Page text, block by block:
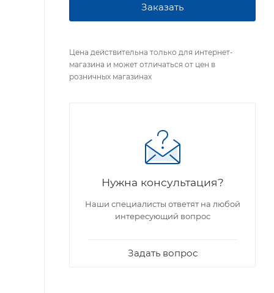
Заказать
Цена действительна только для интернет-
магазина и может отличаться от цен в
розничных магазинах
Нужна консультация?
Наши специалисты ответят на любой
интересующий вопрос
Задать вопрос